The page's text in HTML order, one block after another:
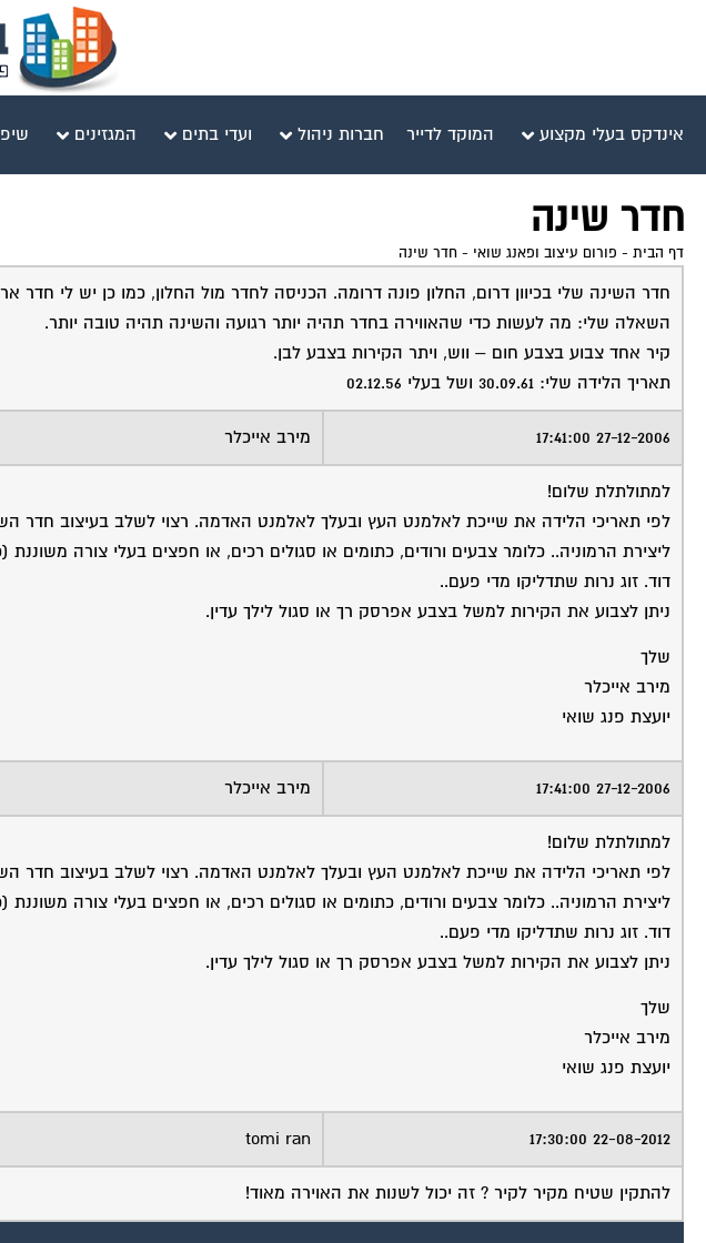
אינדקס בעלי מקצוע המוקד לדייר חברות ניהול ועדי בתים המגזינים
חדר שינה
דף הבית - פורום עיצוב ופאנג שואי - חדר שינה
חדר השינה שלי בכיוון דרום, החלון פונה דרומה. הכניסה לחדר מול החלון, כמו כן יש לי חדר
השאלה שלי: מה לעשות כדי שהאווירה בחדר תהיה יותר רגועה והשינה תהיה טובה יותר.
קיר אחד צבוע בצבע חום – ווש, ויתר הקירות בצבע לבן.
תאריך הלידה שלי: 30.09.61 ושל בעלי 02.12.56
27-12-2006 17:41:00 מירב אייכלר
למתולתלת שלום!
לפי תאריכי הלידה את שייכת לאלמנט העץ ובעלך לאלמנט האדמה. רצוי לשלב בעיצוב חדר
ליצירת הרמוניה.. כלומר צבעים ורודים, כתומים או סגולים רכים, או חפצים בעלי צורה
דוד. זוג נרות שתדליקו מדי פעם..
ניתן לצבוע את הקירות למשל בצבע אפרסק רך או סגול לילך עדין.
שלך
מירב אייכלר
יועצת פנג שואי
27-12-2006 17:41:00 מירב אייכלר
למתולתלת שלום!
לפי תאריכי הלידה את שייכת לאלמנט העץ ובעלך לאלמנט האדמה. רצוי לשלב בעיצוב חדר
ליצירת הרמוניה.. כלומר צבעים ורודים, כתומים או סגולים רכים, או חפצים בעלי צורה
דוד. זוג נרות שתדליקו מדי פעם..
ניתן לצבוע את הקירות למשל בצבע אפרסק רך או סגול לילך עדין.
שלך
מירב אייכלר
יועצת פנג שואי
22-08-2012 17:30:00
tomi ran
להתקין שטיח מקיר לקיר ? זה יכול לשנות את האוירה מאוד!